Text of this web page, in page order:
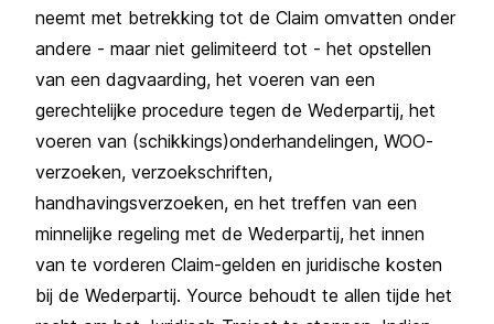
neemt met betrekking tot de Claim omvatten onder
andere - maar niet gelimiteerd tot - het opstellen
van een dagvaarding, het voeren van een
gerechtelijke procedure tegen de Wederpartij, het
voeren van (schikkings)onderhandelingen, WOO-
verzoeken, verzoekschriften,
handhavingsverzoeken, en het treffen van een
minnelijke regeling met de Wederpartij, het innen
van te vorderen Claim-gelden en juridische kosten
bij de Wederpartij. Yource behoudt te allen tijde het